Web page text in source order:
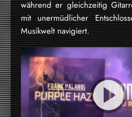
während er gleichzeitig
mit unermüdlicher
Musikwelt navigiert.